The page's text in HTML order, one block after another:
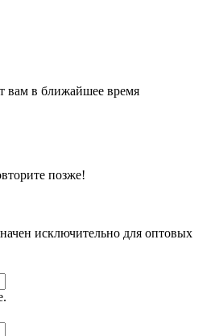
вам в ближайшее время
позже!
исключительно для оптовых